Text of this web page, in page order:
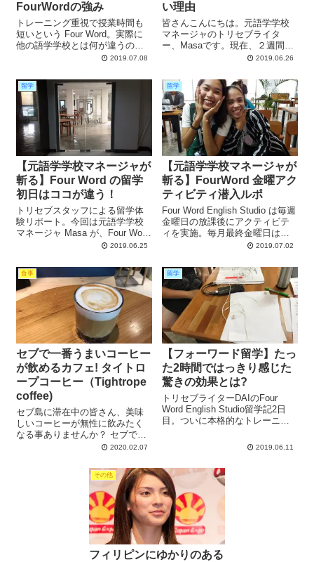
FourWordの強み
トレーニング重視で授業時間も
短いという Four Word。実際に
他の語学学校とは何が違うの
か、現在現役でトレーナーとし
ッフの立場でこの学校の特徴を
語ってもらいます。
2019.07.08
い理由
皆さんこんにちは。元語学学校
マネージャのトリセブライタ
ー、Masaです。現在、２週間に
FourWord）にインフルエンサー
枠で留学させていただいていま
す。前回の記事では、FourWord
での留学初日の様子をお伝えし
ました。今回は、留学中に宿泊
している学生寮についてリポー
トしたいと思います。FourWord
の学生寮は高級コンドミニアム
Four...
2019.06.26
留学
【元語学学校マネージャが
斬る】Four Word の留学
初日はココが違う！
トリセブスタッフによる留学体
験リポート。今回は元語学学校
マネージャ Masa が、Four Word
English Studio をプロの視点でリ
う Four Word の留学１日目の特
徴をご紹介します。
2019.06.25
留学
【元語学学校マネージャが
斬る】FourWord 金曜アク
ティビティ潜入ルポ
Four Word English Studio は毎週
金曜日の放課後にアクティビテ
ィを実施。毎月最終金曜日はゲ
ームなどの楽しい校内イベント
ターが実際にアクティビティに
参加した様子を紹介します。
2019.07.02
食事
セブで一番うまいコーヒー
が飲めるカフェ! タイトロ
ープコーヒー（Tightrope
coffee)
セブ島に滞在中の皆さん、美味
しいコーヒーが無性に飲みたく
なる事ありませんか？ セブで一
番美味しい! コーヒーが飲めて、
べられる素敵なカフェ、タイト
ロープ コーヒー(Tightrope
Coffee)をご紹介します。
2020.02.07
留学
【フォーワード留学】たっ
た2時間ではっきり感じた
驚きの効果とは?
トリセブライターDAIのFour
Word English Studio留学記2日
目。ついに本格的なトレーニン
異なる、フォーワード独特のス
ケジュールと指導法を公開。た
した!
2019.06.11
その他
フィリピンにゆかりのある